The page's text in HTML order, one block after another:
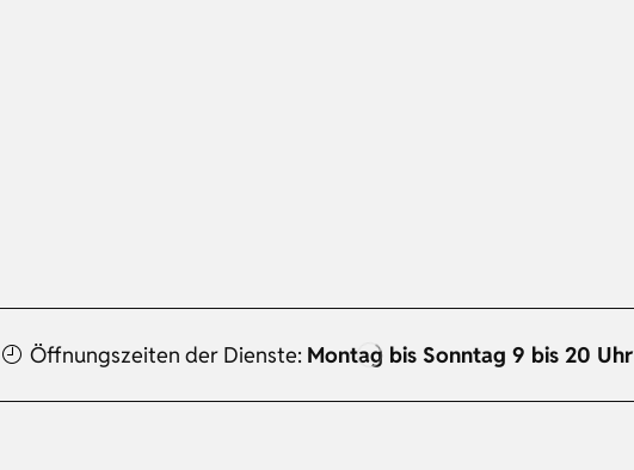
Öffnungszeiten der Dienste: Montag bis Sonntag 9 bis 20 Uhr